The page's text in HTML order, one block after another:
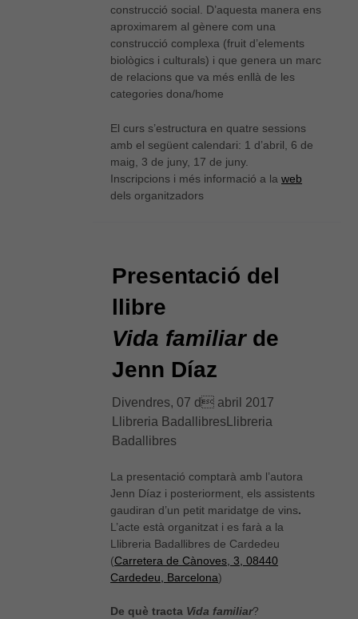
construcció social. D’aquesta manera ens
aproximarem al gènere com una
construcció complexa (fruit d’elements
biològics i culturals) i que genera un marc
de relacions que va més enllà de les
categories dona/home
El curs s’estructura en quatre sessions
amb el següent calendari: 1 d’abril, 6 de
maig, 3 de juny, 17 de juny.
Inscripcions i més informació a laweb
dels organitzadors
Presentació del
llibre
Vida familiarde
Jenn Díaz
Divendres, 07 d abril 2017
Llibreria BadallibresLlibreria
Badallibres
La presentació comptarà amb l’autora
Jenn Díaz i posteriorment, els assistents
gaudiran d’un petit maridatge de vins.
L’acte està organitzat i es farà a la
Llibreria Badallibres de Cardedeu
(Carretera de Cànoves, 3, 08440
Cardedeu, Barcelona)
De què tracta Vida familiar?